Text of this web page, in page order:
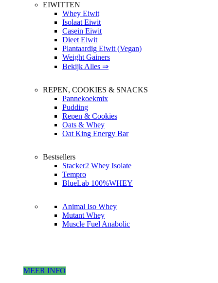
EIWITTEN
Whey Eiwit
Isolaat Eiwit
Casein Eiwit
Dieet Eiwit
Plantaardig Eiwit (Vegan)
Weight Gainers
Bekijk Alles ⇒
REPEN, COOKIES & SNACKS
Pannekoekmix
Pudding
Repen & Cookies
Oats & Whey
Oat King Energy Bar
Bestsellers
Stacker2 Whey Isolate
Tempro
BlueLab 100%WHEY
Animal Iso Whey
Mutant Whey
Muscle Fuel Anabolic
MEER INFO